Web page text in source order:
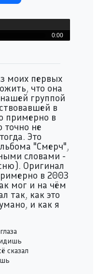
0:00
никогда
моих первых
что она
группой
в
примерно в
точно не
Это
"Смерч",
словами -
Оригинал
в 2003
мог и на чём
так, как это
и как я
сказал